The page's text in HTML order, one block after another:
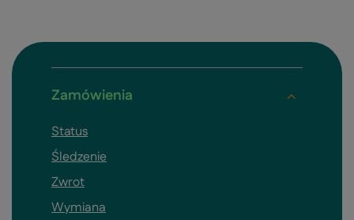
Zamówienia
Status
Śledzenie
Zwrot
Wymiana